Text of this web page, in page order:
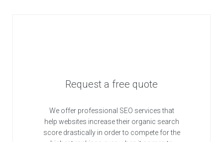
Request a free quote
We offer professional SEO services that
help websites increase their organic search
score drastically in order to compete for the